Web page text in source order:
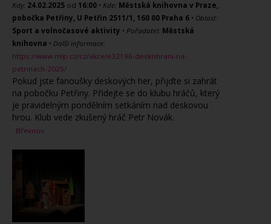
Kdy: 24.02.2025 od 16:00 • Kde: Městská knihovna v Praze,
pobočka Petřiny, U Petřin 2511/1, 160 00 Praha 6 • Oblast:
Sport a volnočasové aktivity • Pořadatel: Městská
knihovna • Další informace:
https://www.mlp.cz/cz/akce/e32196-deskohrani-na-
petrinach-2025/
Pokud jste fanoušky deskových her, přijďte si zahrát
na pobočku Petřiny. Přidejte se do klubu hráčů, který
je pravidelným pondělním setkáním nad deskovou
hrou. Klub vede zkušený hráč Petr Novák.
Břevnov